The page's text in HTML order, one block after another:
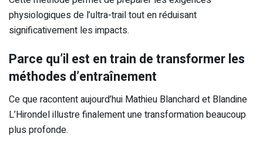
physiologiques de l’ultra-trail tout en réduisant
significativement les impacts.
Parce qu’il est en train de transformer les
méthodes d’entraînement
Ce que racontent aujourd’hui Mathieu Blanchard et Blandine
L’Hirondel illustre finalement une transformation beaucoup
plus profonde.